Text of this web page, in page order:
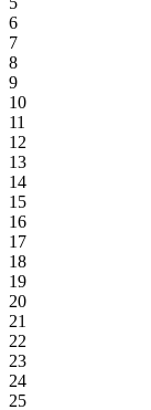
6
7
8
9
10
11
12
13
14
15
16
17
18
19
20
21
22
23
24
25